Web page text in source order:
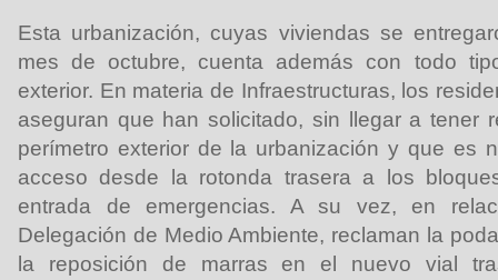
Esta urbanización, cuyas viviendas se
mes de octubre, cuenta además con todo
exterior. En materia de Infraestructuras, los
aseguran que han solicitado, sin llegar a tener
perímetro exterior de la urbanización y que es
acceso desde la rotonda trasera a los
entrada de emergencias. A su vez, en
Delegación de Medio Ambiente, reclaman la
la reposición de marras en el nuevo vial